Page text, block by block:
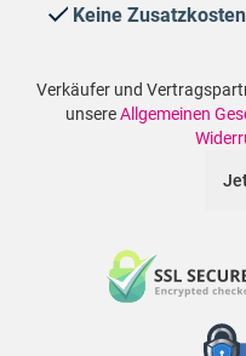
Keine
Verkäufer und
unsereAllgemeinen